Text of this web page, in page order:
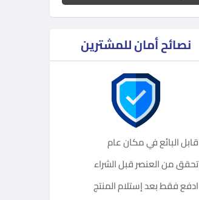
نصائح أمان للمشترين
قابل البائع في مكان عام
تحقق من العنصر قبل الشراء
ادفع فقط بعد إستلام المنتج